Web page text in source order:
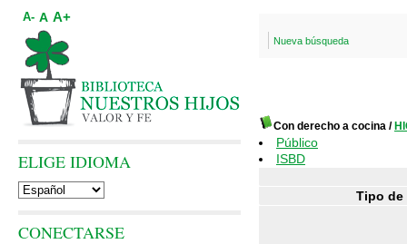
Nueva búsqueda
Con derecho a cocina /
Público
ISBD
Tipo de
A- A A+
ELIGE IDIOMA
CONECTARSE